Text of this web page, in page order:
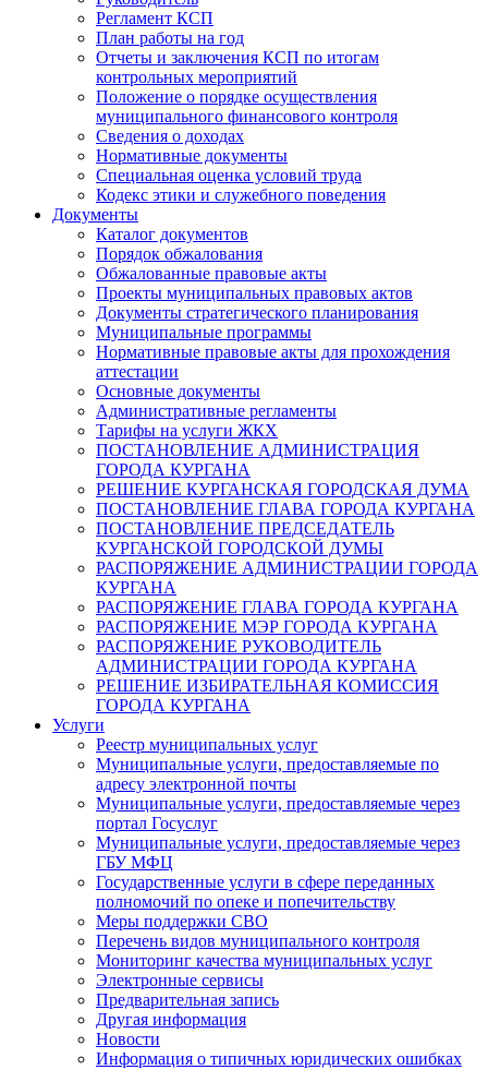
Регламент КСП
План работы на год
Отчеты и заключения КСП по итогам
контрольных мероприятий
Положение о порядке осуществления
муниципального финансового контроля
Сведения о доходах
Нормативные документы
Специальная оценка условий труда
Кодекс этики и служебного поведения
Документы
Каталог документов
Порядок обжалования
Обжалованные правовые акты
Проекты муниципальных правовых актов
Документы стратегического планирования
Муниципальные программы
Нормативные правовые акты для прохождения
аттестации
Основные документы
Административные регламенты
Тарифы на услуги ЖКХ
ПОСТАНОВЛЕНИЕ АДМИНИСТРАЦИЯ
ГОРОДА КУРГАНА
РЕШЕНИЕ КУРГАНСКАЯ ГОРОДСКАЯ ДУМА
ПОСТАНОВЛЕНИЕ ГЛАВА ГОРОДА КУРГАНА
ПОСТАНОВЛЕНИЕ ПРЕДСЕДАТЕЛЬ
КУРГАНСКОЙ ГОРОДСКОЙ ДУМЫ
РАСПОРЯЖЕНИЕ АДМИНИСТРАЦИИ ГОРОДА
КУРГАНА
РАСПОРЯЖЕНИЕ ГЛАВА ГОРОДА КУРГАНА
РАСПОРЯЖЕНИЕ МЭР ГОРОДА КУРГАНА
РАСПОРЯЖЕНИЕ РУКОВОДИТЕЛЬ
АДМИНИСТРАЦИИ ГОРОДА КУРГАНА
РЕШЕНИЕ ИЗБИРАТЕЛЬНАЯ КОМИССИЯ
ГОРОДА КУРГАНА
Услуги
Реестр муниципальных услуг
Муниципальные услуги, предоставляемые по
адресу электронной почты
Муниципальные услуги, предоставляемые через
портал Госуслуг
Муниципальные услуги, предоставляемые через
ГБУ МФЦ
Государственные услуги в сфере переданных
полномочий по опеке и попечительству
Меры поддержки СВО
Перечень видов муниципального контроля
Мониторинг качества муниципальных услуг
Электронные сервисы
Предварительная запись
Другая информация
Новости
Информация о типичных юридических ошибках